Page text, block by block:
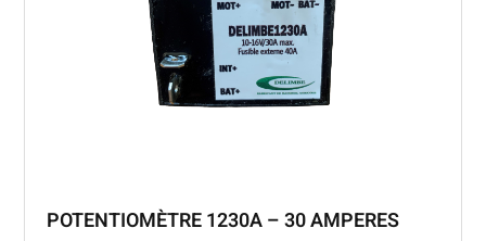
POTENTIOMÈTRE 1230A – 30 AMPERES